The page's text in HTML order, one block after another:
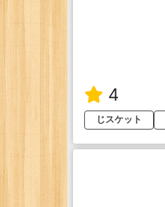
4
じスケット